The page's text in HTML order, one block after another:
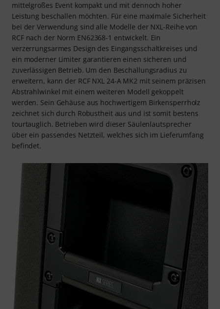
mittelgroßes Event kompakt und mit dennoch hoher
Leistung beschallen möchten. Für eine maximale Sicherheit
bei der Verwendung sind alle Modelle der NXL-Reihe von
RCF nach der Norm EN62368-1 entwickelt. Ein
verzerrungsarmes Design des Eingangsschaltkreises und
ein moderner Limiter garantieren einen sicheren und
zuverlässigen Betrieb. Um den Beschallungsradius zu
erweitern, kann der RCF NXL 24-A MK2 mit seinem präzisen
Abstrahlwinkel mit einem weiteren Modell gekoppelt
werden. Sein Gehäuse aus hochwertigem Birkensperrholz
zeichnet sich durch Robustheit aus und ist somit bestens
tourtauglich. Betrieben wird dieser Säulenlautsprecher
über ein passendes Netzteil, welches sich im Lieferumfang
befindet.